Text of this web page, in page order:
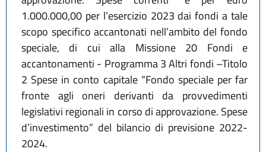
1.000.000,00 per l’esercizio 2023 dai fondi a tale
scopo specifico accantonati nell’ambito del fondo
speciale, di cui alla Missione 20 Fondi e
accantonamenti - Programma 3 Altri fondi –Titolo
2 Spese in conto capitale “Fondo speciale per far
fronte agli oneri derivanti da provvedimenti
legislativi regionali in corso di approvazione. Spese
d’investimento” del bilancio di previsione 2022-
2024.